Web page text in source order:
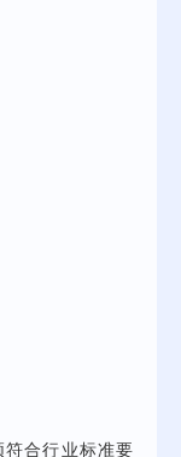
符合行业标准要